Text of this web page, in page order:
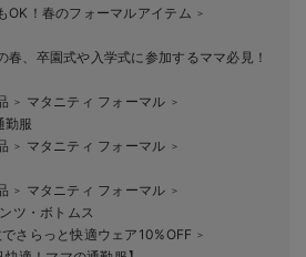
OK！春のフォーマルアイテム ＞
春、卒園式や入学式に参加するママ必見！
＞ マタニティ フォーマル ＞
服
＞ マタニティ フォーマル ＞
＞ マタニティ フォーマル ＞
ツ・ボトムス
さらっと快適ウェア10%OFF ＞